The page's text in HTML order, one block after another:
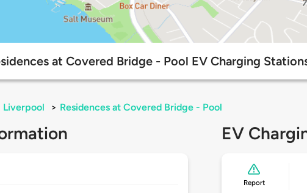
at Covered Bridge - Pool EV Charging
Liverpool > Residences at Covered Bridge - Pool
EV
Report